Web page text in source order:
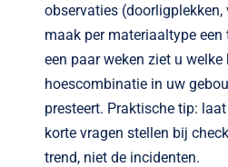
observaties (doorligplekken,
maak per materiaaltype een
een paar weken ziet u welke
hoescombinatie in uw
presteert. Praktische tip:
korte vragen stellen bij
trend, niet de incidenten.